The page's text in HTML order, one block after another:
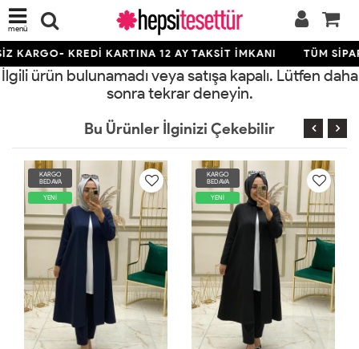
menü
KARGO- KREDİ KARTINA 12 AY TAKSİT İMKANI TÜM
İlgili ürün bulunamadı veya satışa kapalı. Lütfen daha
sonra tekrar deneyin.
Bu Ürünler İlginizi Çekebilir
KARGO
BEDAVA
YENİ
KARGO
BEDAVA
YENİ